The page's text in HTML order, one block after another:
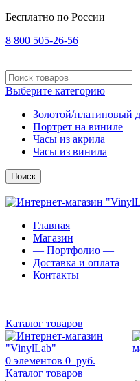
Бесплатно по России
8 800 505-26-56
Выберите категорию
Золотой/платиновый
Портрет на виниле
Часы из акрила
Часы из винила
Поиск
Главная
Магазин
— Портфолио —
Доставка и оплата
Контакты
Каталог товаров
0 элементов 0 руб.
Каталог товаров